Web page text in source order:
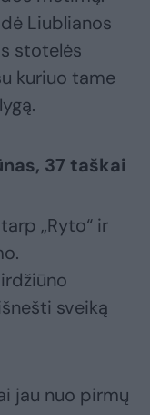
Liublianos
stotelės
kuriuo tame
37 taškai
„Ryto“ ir
sveiką
jau nuo pirmų